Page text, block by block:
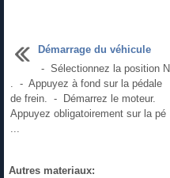
Démarrage du véhicule
- Sélectionnez la position N
. - Appuyez à fond sur la pédale
de frein. - Démarrez le moteur.
Appuyez obligatoirement sur la pé
...
Autres materiaux: